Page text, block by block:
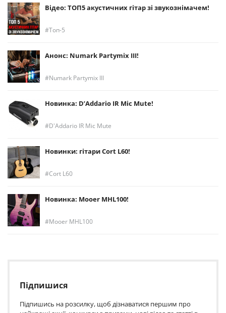
Відео: ТОП5 акустичних гітар зі звукознімачем!
Топ-5
Анонс: Numark Partymix III!
Numark Partymix III
Новинка: D’Addario IR Mic Mute!
D'Addario IR Mic Mute
Новинки: гітари Cort L60!
Cort L60
Новинка: Mooer MHL100!
Mooer MHL100
Підпишися
Підпишись на розсилку, щоб дізнаватися першим про